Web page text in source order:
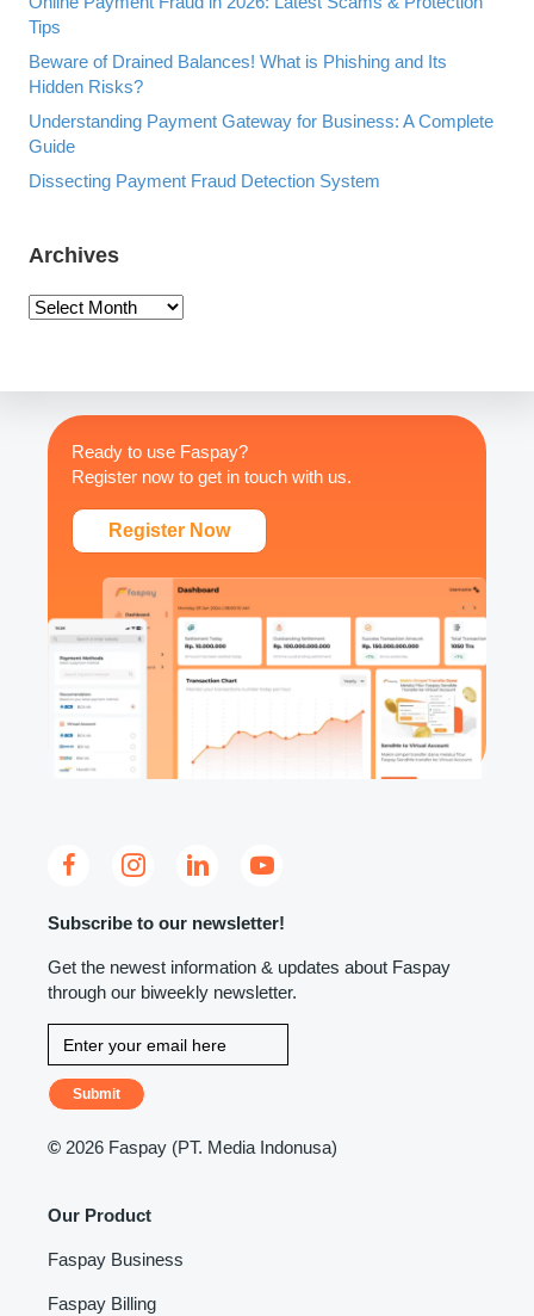
Y
Tips
Beware of Drained Balances! What is Phishing and Its
Hidden Risks?
Understanding Payment Gateway for Business: A Complete
Guide
Dissecting Payment Fraud Detection System
Archives
A
Ready to use Faspay?
Register now to get in touch with us.
Register Now
Subscribe to our newsletter!
Get the newest information & updates about Faspay
through our biweekly newsletter.
Submit
© 2026 Faspay (PT. Media Indonusa)
Our Product
Faspay Business
Faspay Billing